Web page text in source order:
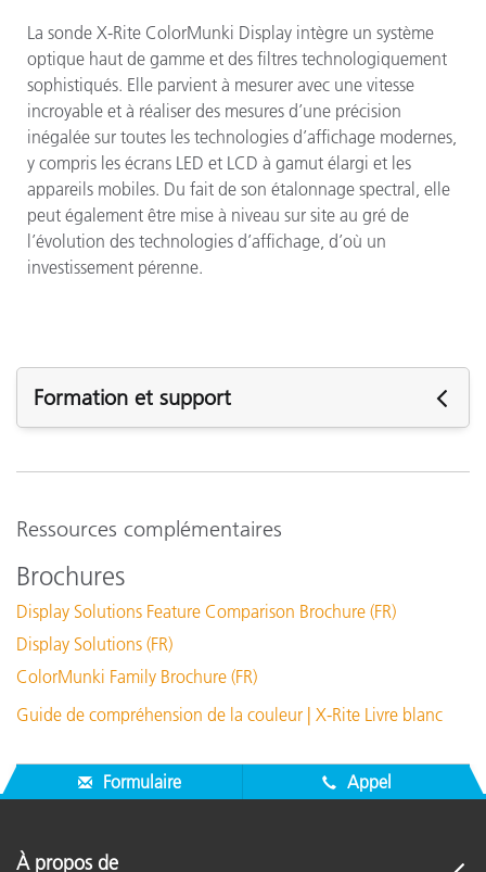
La sonde X-Rite ColorMunki Display intègre un système
optique haut de gamme et des filtres technologiquement
sophistiqués. Elle parvient à mesurer avec une vitesse
incroyable et à réaliser des mesures d’une précision
inégalée sur toutes les technologies d’affichage modernes,
y compris les écrans LED et LCD à gamut élargi et les
appareils mobiles. Du fait de son étalonnage spectral, elle
peut également être mise à niveau sur site au gré de
l’évolution des technologies d’affichage, d’où un
investissement pérenne.
Formation et support
pour obtenir des informations complémentaires.
ColorMunki Display v1.1.5
ColorMunki Display v1.1.4
ColorMunki Display - v1.1.1 (PC)
ColorMunki Display - v1.1.0 (MAC)
Articles de soutien:
X-Rite Device Services Certificate Expiration - Windows 10
Which ColorMunki do I have, and where is its serial
number?
Ressources complémentaires
Brochures
Display Solutions Feature Comparison Brochure (FR)
Display Solutions (FR)
ColorMunki Family Brochure (FR)
Guide de compréhension de la couleur | X-Rite Livre blanc
Formulaire Appel
À propos de